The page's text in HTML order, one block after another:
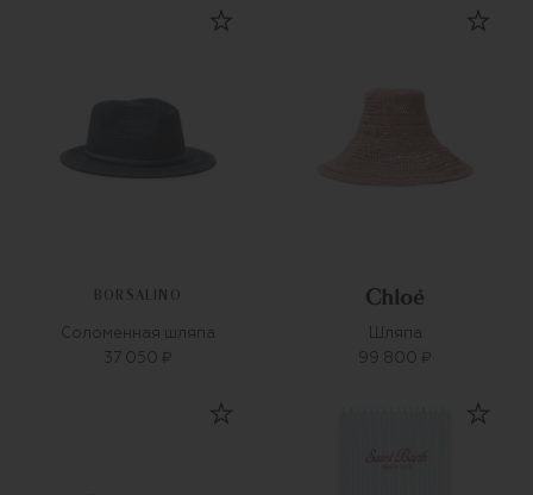
BORSALINO
Соломенная шляпа
37 050 ₽
Шляпа
99 800 ₽